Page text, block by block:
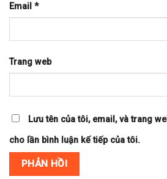
Email *
Trang web
Lưu tên của tôi, email, và trang
cho lần bình luận kế tiếp của tôi.